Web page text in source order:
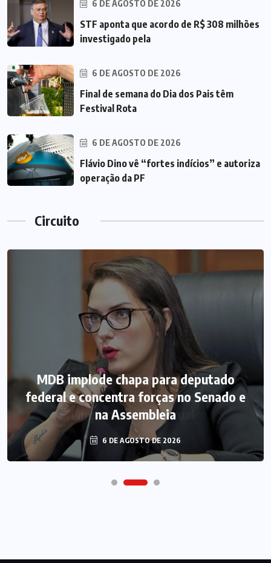
6 DE AGOSTO DE 2026
STF aponta que acordo de R$ 308 milhões
investigado pela
6 DE AGOSTO DE 2026
Final de semana do Dia dos Pais têm
Festival Rota
6 DE AGOSTO DE 2026
Flávio Dino vê “fortes indícios” e autoriza
operação da PF
Circuito
MDB implode chapa para deputado
federal e concentra forças no Senado e
na Assembleia
6 DE AGOSTO DE 2026